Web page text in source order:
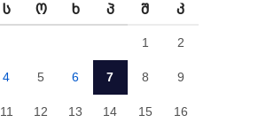
Ს Ო Ხ Პ Შ Კ
1 2
4 5 6 7 8 9
11 12 13 14 15 16